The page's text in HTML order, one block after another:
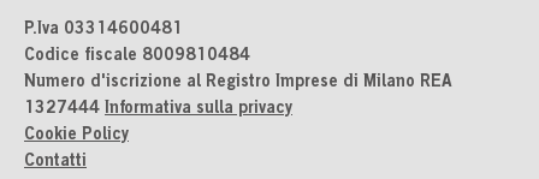
P.Iva 03314600481
Codice fiscale 8009810484
Numero d'iscrizione al Registro Imprese di Milano REA
1327444 Informativa sulla privacy
Cookie Policy
Contatti